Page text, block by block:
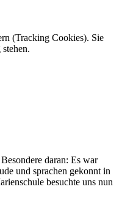
daran: Es war
und sprachen gekonnt in
besuchte uns nun
(Tracking Cookies). Sie